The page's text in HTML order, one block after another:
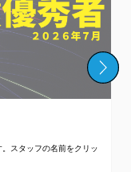
スタッフの名前をクリッ